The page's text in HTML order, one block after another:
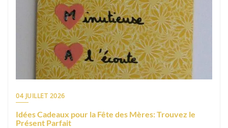
04 JUILLET 2026
Idées Cadeaux pour la Fête des Mères: Trouvez le
Présent Parfait